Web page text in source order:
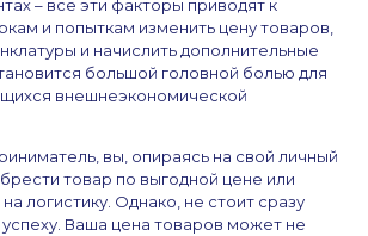
– все эти факторы приводят к
и попыткам изменить цену товаров,
и начислить дополнительные
большой головной болью для
внешнеэкономической
вы, опираясь на свой личный
товар по выгодной цене или
логистику. Однако, не стоит сразу
успеху. Ваша цена товаров может не